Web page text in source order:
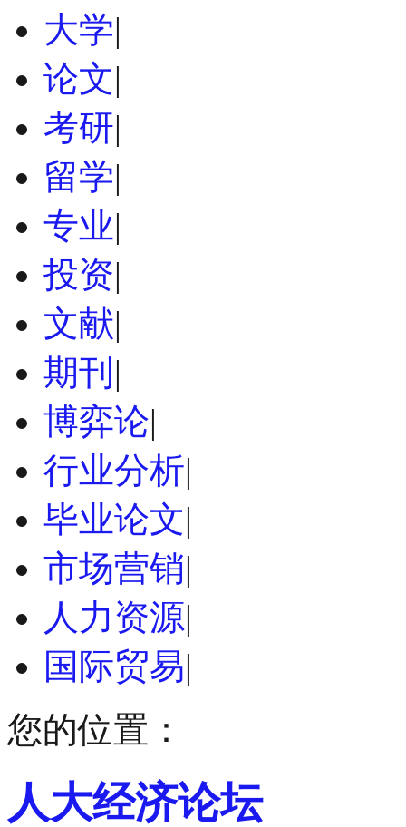
大学|
论文|
考研|
留学|
专业|
投资|
文献|
期刊 |
博弈论|
行业分析|
毕业论文|
市场营销|
人力资源|
国际贸易|
您的位置：
人大经济论坛